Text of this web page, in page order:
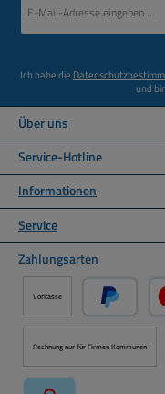
Mail-
Ich habe die
und
Über uns
Service-Hotline
Informationen
Service
Zahlungsarten
Vorkasse
PayPal
Rechnung nur für Firmen Kommunen